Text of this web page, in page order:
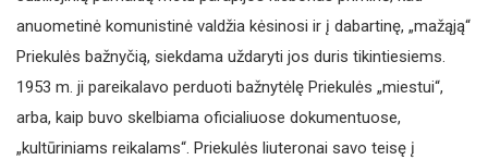
anuometinė komunistinė valdžia kėsinosi ir į dabartinę, „mažąją“
Priekulės bažnyčią, siekdama uždaryti jos duris tikintiesiems.
1953 m. ji pareikalavo perduoti bažnytėlę Priekulės „miestui“,
arba, kaip buvo skelbiama oficialiuose dokumentuose,
„kultūriniams reikalams“. Priekulės liuteronai savo teisę į